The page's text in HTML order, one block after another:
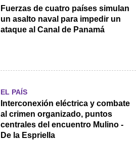
Fuerzas de cuatro países simulan
un asalto naval para impedir un
ataque al Canal de Panamá
EL PAÍS
Interconexión eléctrica y combate
al crimen organizado, puntos
centrales del encuentro Mulino -
De la Espriella